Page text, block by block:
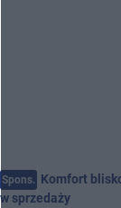
Spons. Komfort
w sprzedaży